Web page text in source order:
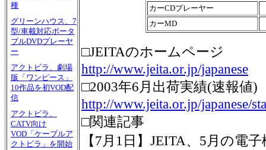
種
グリーンハウス、7
型/車載対応ポータ
ブルDVDプレーヤ
ー
アクトビラ、劇場
版「ワンピース」
10作品を初VOD配
信
アクトビラ、
CATV向け
VOD「ケーブルア
クトビラ」を開始
カーCDプレーヤー
カーMD
□JEITAのホームページ
http://www.jeita.or.jp/japanese
□2003年6月出荷実績(速報値)
http://www.jeita.or.jp/japanese/
□関連記事
【7月1日】JEITA、5月の電